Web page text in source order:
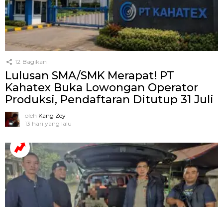
12 Bagikan
Lulusan SMA/SMK Merapat! PT
Kahatex Buka Lowongan Operator
Produksi, Pendaftaran Ditutup 31 Juli
oleh Kang Zey
13 hari yang lalu